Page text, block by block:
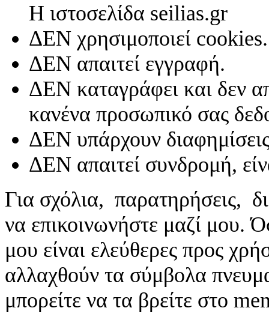
Η ιστοσελίδα seilias.gr
ΔΕΝ χρησιμοποιεί cookies.
ΔΕΝ απαιτεί εγγραφή.
ΔΕΝ καταγράφει και δεν
κανένα προσωπικό σας
ΔΕΝ υπάρχουν
ΔΕΝ απαιτεί συνδρομή,
Για σχόλια, παρατηρήσεις,
να επικοινωνήστε μαζί μου.
μου είναι ελεύθερες προς
αλλαχθούν τα σύμβολα
μπορείτε να τα βρείτε στο